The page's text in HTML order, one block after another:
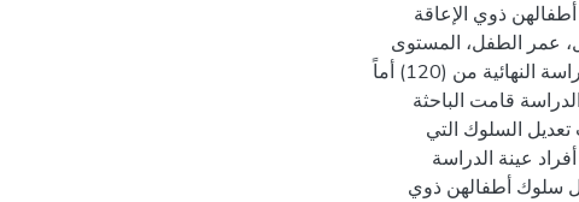
ذوي الإعاقة
عمر الطفل، المستوى
التعليمي للأم، الوضع الاجتماعي للطفل)، وتكونت عينة الدراسة النهائية من (120) أماً
قامت الباحثة
مهارات تعديل السلوك التي
عينة الدراسة
سلوك أطفالهن ذوي